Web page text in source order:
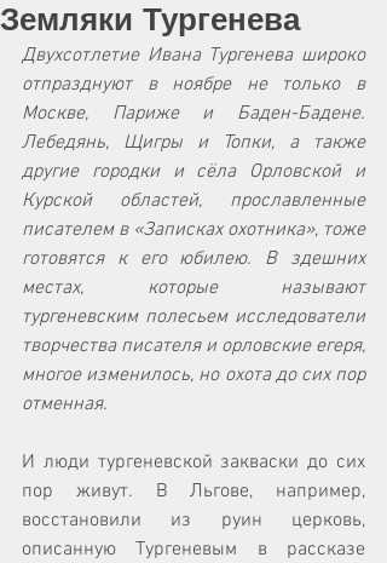
Земляки Тургенева
Двухсотлетие Ивана Тургенева широко
отпразднуют в ноябре не только в
Москве, Париже и Баден-Бадене.
Лебедянь, Щигры и Топки, а также
другие городки и сёла Орловской и
Курской областей, прославленные
писателем в «Записках охотника», тоже
готовятся к его юбилею. В здешних
местах, которые называют
тургеневским полесьем исследователи
творчества писателя и орловские егеря,
многое изменилось, но охота до сих пор
отменная.
И люди тургеневской закваски до сих
пор живут. В Льгове, например,
восстановили из руин церковь,
описанную Тургеневым в рассказе